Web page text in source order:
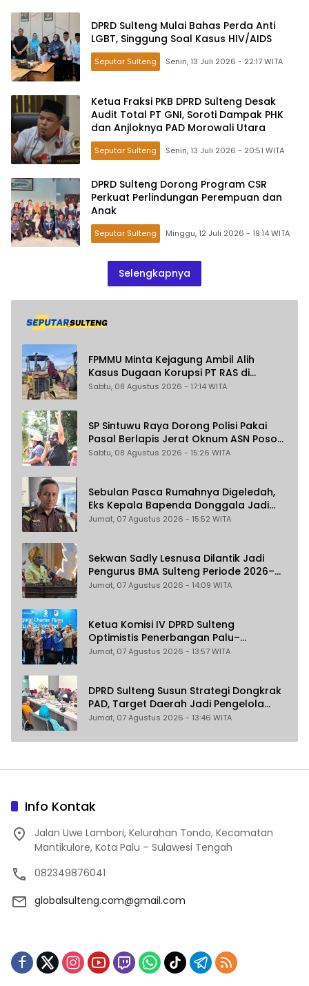
DPRD Sulteng Mulai Bahas Perda Anti
LGBT, Singgung Soal Kasus HIV/AIDS
Seputar Sulteng Senin, 13 Juli 2026 - 22:17 WITA
Ketua Fraksi PKB DPRD Sulteng Desak
Audit Total PT GNI, Soroti Dampak PHK
dan Anjloknya PAD Morowali Utara
Seputar Sulteng Senin, 13 Juli 2026 - 20:51 WITA
DPRD Sulteng Dorong Program CSR
Perkuat Perlindungan Perempuan dan
Anak
Seputar Sulteng Minggu, 12 Juli 2026 - 19:14 WITA
Selengkapnya
FPMMU Minta Kejagung Ambil Alih
Kasus Dugaan Korupsi PT RAS di
Morowali Utara
Sabtu, 08 Agustus 2026 - 17:14 WITA
SP Sintuwu Raya Dorong Polisi Pakai
Pasal Berlapis Jerat Oknum ASN Poso
Terlibat Dugaan Pelecehan Seksual
Sabtu, 08 Agustus 2026 - 15:26 WITA
Sebulan Pasca Rumahnya Digeledah,
Eks Kepala Bapenda Donggala Jadi
Tersangka Dugaan Korupsi
Jumat, 07 Agustus 2026 - 15:52 WITA
Sekwan Sadly Lesnusa Dilantik Jadi
Pengurus BMA Sulteng Periode 2026–
2031
Jumat, 07 Agustus 2026 - 14:09 WITA
Ketua Komisi IV DPRD Sulteng
Optimistis Penerbangan Palu–
Guangzhou Dongkrak Ekspor dan
Jumat, 07 Agustus 2026 - 13:57 WITA
DPRD Sulteng Susun Strategi Dongkrak
PAD, Target Daerah Jadi Pengelola
Sekaligus Penghasil
Jumat, 07 Agustus 2026 - 13:46 WITA
Info Kontak
Jalan Uwe Lambori, Kelurahan Tondo, Kecamatan
Mantikulore, Kota Palu – Sulawesi Tengah
082349876041
globalsulteng.com@gmail.com